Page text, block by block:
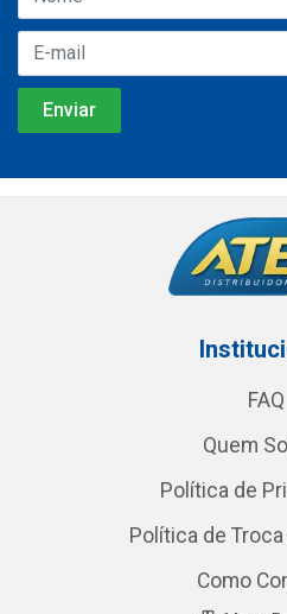
FAQ
Quem
Política de
Política de
Como